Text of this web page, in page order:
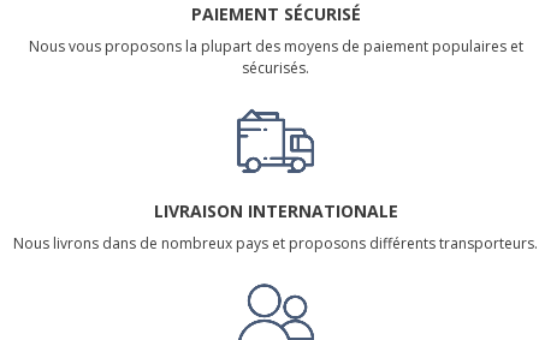
PAIEMENT SÉCURISÉ
Nous vous proposons la plupart des moyens de paiement populaires et
sécurisés.
LIVRAISON INTERNATIONALE
Nous livrons dans de nombreux pays et proposons différents transporteurs.